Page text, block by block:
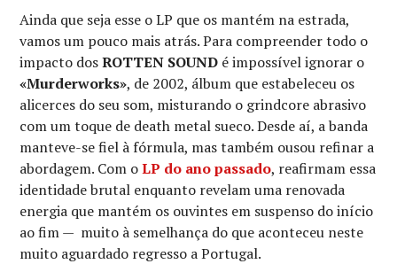
Ainda que seja esse o LP que os mantém na estrada,
vamos um pouco mais atrás. Para compreender todo o
impacto dosROTTEN SOUND é impossível ignorar o
«Murderworks», de 2002, álbum que estabeleceu os
alicerces do seu som, misturando o grindcore abrasivo
com um toque de death metal sueco. Desde aí, a banda
manteve-se fiel à fórmula, mas também ousou refinar a
abordagem. Com oLP do ano passado, reafirmam essa
identidade brutal enquanto revelam uma renovada
energia que mantém os ouvintes em suspenso do início
ao fim — muito à semelhança do que aconteceu neste
muito aguardado regresso a Portugal.